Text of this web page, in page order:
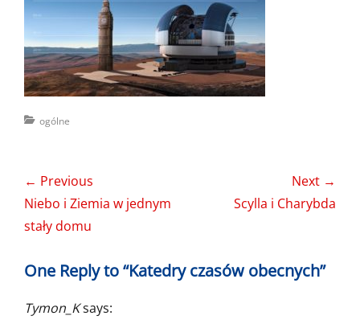
Categories
ogólne
Nawigacja
wpisu
← Previous
Previous
post:
Niebo i Ziemia w jednym
stały domu
Next →
Scylla i Charybda
One Reply to “Katedry czasów obecnych”
Tymon_Ksays: